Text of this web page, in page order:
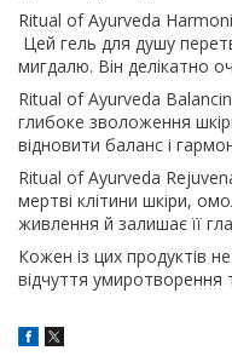
Ritual of Ayurveda
Цей гель для душу
мигдалю. Він делікатно
Ritual of Ayurveda
глибоке зволоження
відновити баланс і
Ritual of Ayurveda
мертві клітини шкіри,
живлення й залишає її
Кожен із цих продуктів
відчуття умиротворення